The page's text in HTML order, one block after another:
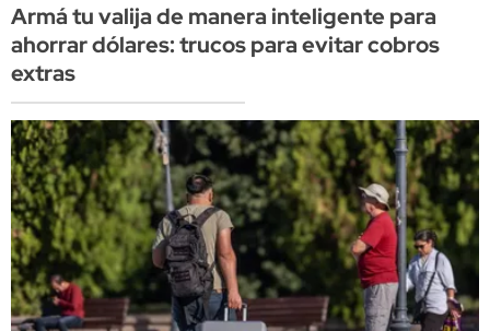
Armá tu valija de manera inteligente para
ahorrar dólares: trucos para evitar cobros
extras